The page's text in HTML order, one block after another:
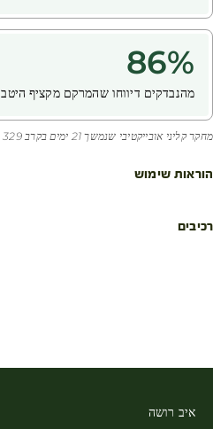
86%
מהנבדקים דיווחו שהמרקם מקציף היטב
מחקר קליני אובייקטיבי שנמשך 21 ימים בקרב 329 משתתפים
הוראות שימוש
רכיבים
איב רושה